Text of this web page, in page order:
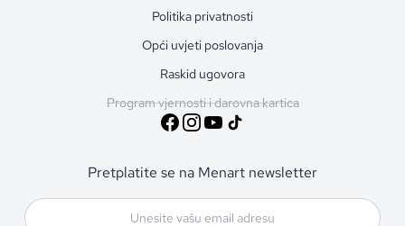
Politika privatnosti
Opći uvjeti poslovanja
Raskid ugovora
Program vjernosti i darovna kartica
Pretplatite se na Menart newsletter